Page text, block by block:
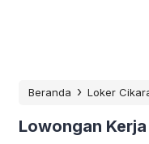
Beranda › Loker
Lowongan